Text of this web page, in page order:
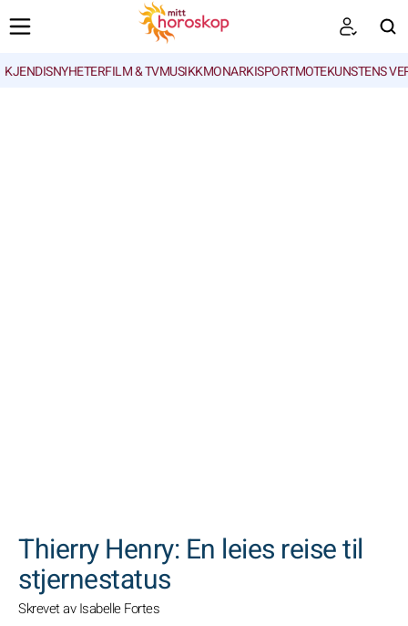
KJENDISNYHETERFILM & TVMUSIKKMONARKISPORTMOTEKUNSTENS
Thierry Henry: En leies reise til
stjernestatus
Skrevet av Isabelle Fortes